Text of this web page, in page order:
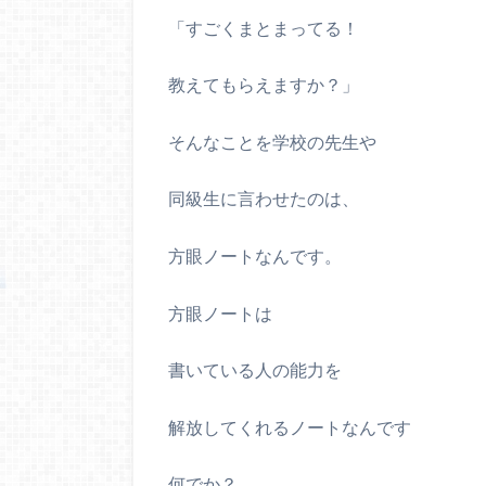
「すごくまとまってる！
教えてもらえますか？」
そんなことを学校の先生や
同級生に言わせたのは、
方眼ノートなんです。
方眼ノートは
書いている人の能力を
解放してくれるノートなんです